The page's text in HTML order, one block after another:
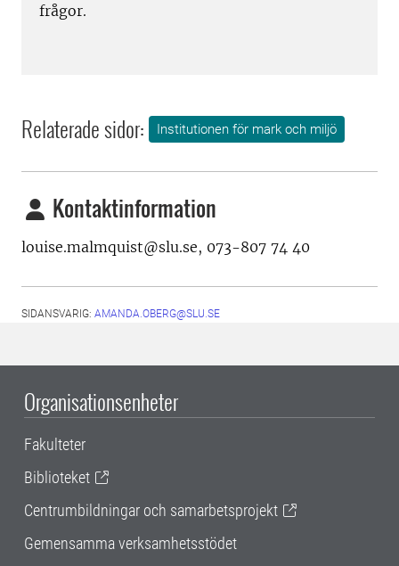
frågor.
Relaterade sidor: Institutionen för mark och miljö
Kontaktinformation
louise.malmquist@slu.se, 073-807 74 40
SIDANSVARIG: AMANDA.OBERG@SLU.SE
Organisationsenheter
Fakulteter
Biblioteket
Centrumbildningar och samarbetsprojekt
Gemensamma verksamhetsstödet